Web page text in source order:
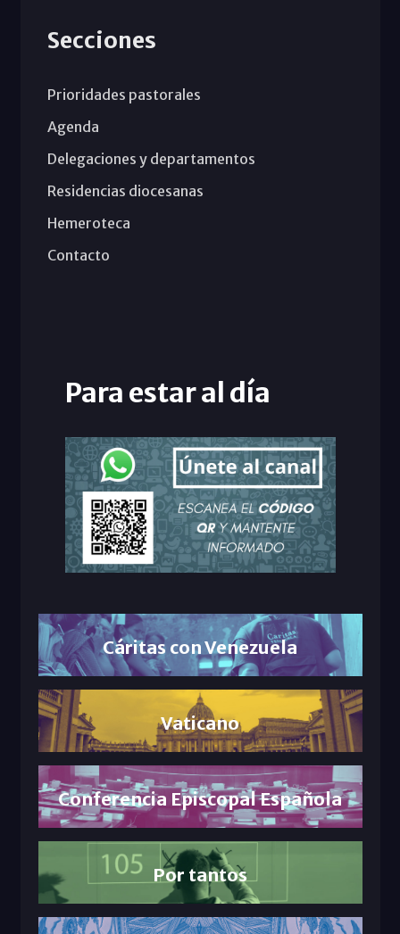
Secciones
Prioridades pastorales
Agenda
Delegaciones y departamentos
Residencias diocesanas
Hemeroteca
Contacto
Para estar al día
Cáritas con Venezuela
Vaticano
Conferencia Episcopal Española
Por tantos